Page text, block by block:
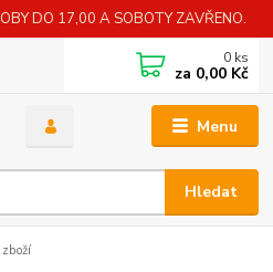
DO 17,00 A SOBOTY ZAVŘENO.
Menu
Hledat
0 ks
za 0,00 Kč